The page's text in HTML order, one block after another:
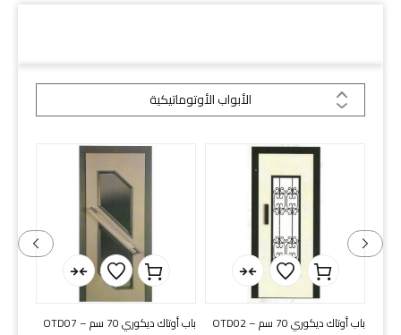
الأبواب الأوتوماتيكية
باب أوتاك ديكوري 70 سم – OTD02
باب أوتاك ديكوري 70 سم – OTD07